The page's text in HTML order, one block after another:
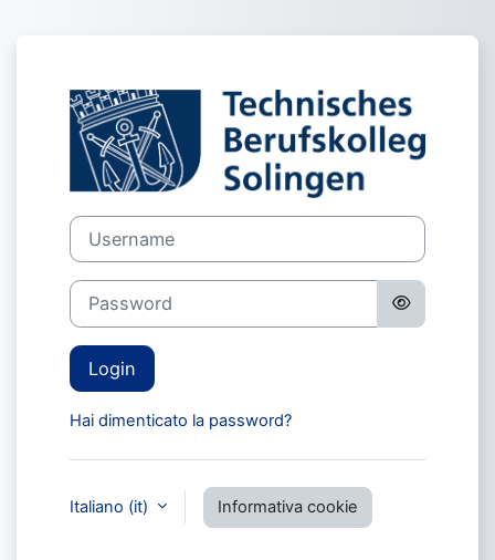
Login su TBK
Username
Password
Login
Hai dimenticato la password?
Italiano ‎(it)‎ Informativa cookie